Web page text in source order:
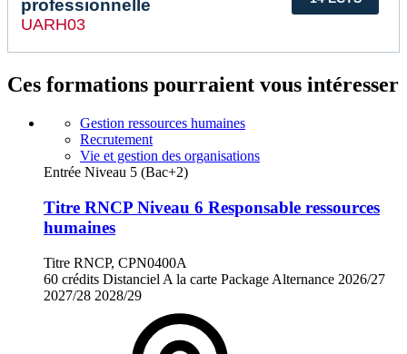
professionnelle
UARH03
Ces formations pourraient vous intéresser
Gestion ressources humaines
Recrutement
Vie et gestion des organisations
Entrée Niveau 5 (Bac+2)
Titre RNCP Niveau 6 Responsable ressources
humaines
Titre RNCP, CPN0400A
60 crédits Distanciel A la carte Package Alternance 2026/27
2027/28 2028/29